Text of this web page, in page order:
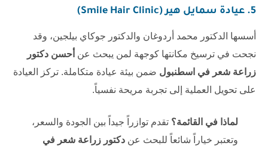
5. عيادة سمايل هير (Smile Hair Clinic)
أسسها الدكتور محمد أردوغان والدكتور جوكاي بيلجين، وقد
نجحت في ترسيخ مكانتها كوجهة لمن يبحث عن أحسن دكتور
زراعة شعر في اسطنبول ضمن بيئة عيادة متكاملة. تركز العيادة
على تحويل العملية إلى تجربة مريحة نفسياً.
لماذا في القائمة؟ تقدم توازراً جيداً بين الجودة والسعر،
وتعتبر خياراً شائعاً للبحث عن دكتور زراعة شعر في